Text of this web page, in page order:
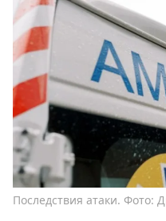
Последствия атаки. Фото: